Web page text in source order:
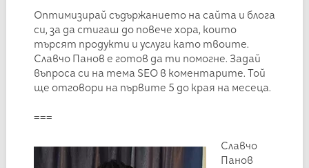
Оптимизирай съдържанието на сайта и блога
си, за да стигаш до повече хора, които
търсят продукти и услуги като твоите.
Славчо Панов е готов да ти помогне. Задай
въпроса си на тема SEO в коментарите. Той
ще отговори на първите 5 до края на месеца.
===
Славчо
Панов